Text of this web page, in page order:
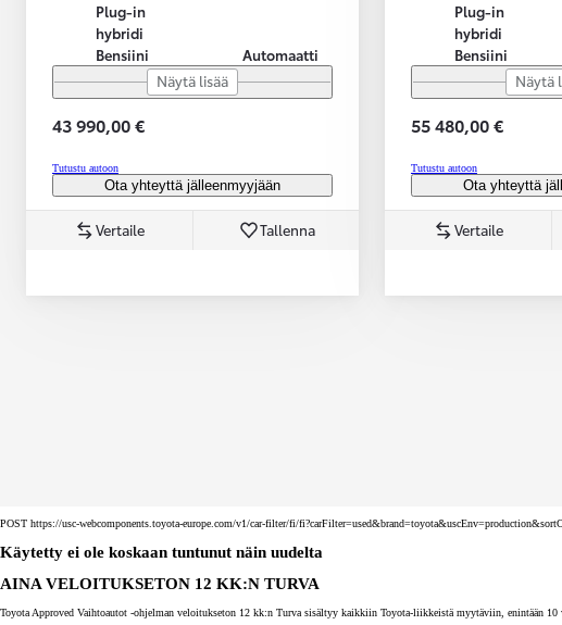
Plug-in
hybridi
Bensiini
Automaatti
Näytä lisää
43 990,00 €
Tutustu autoon
Ota yhteyttä jälleenmyyjään
Vertaile Tallenna
Plug-in
hybridi
Bensiini
Näytä
55 480,00 €
Tutustu autoon
Ota yhteyttä
Vertaile
POST https://usc-webcomponents.toyota-europe.com/v1/car-filter/fi/
Käytetty ei ole koskaan tuntunut näin uudelta
AINA VELOITUKSETON 12 KK:N TURVA
Toyota Approved Vaihtoautot -ohjelman veloitukseton 12 kk:n Turva sisältyy kaikkiin Toyota-liikkeistä myytäviin, enintään